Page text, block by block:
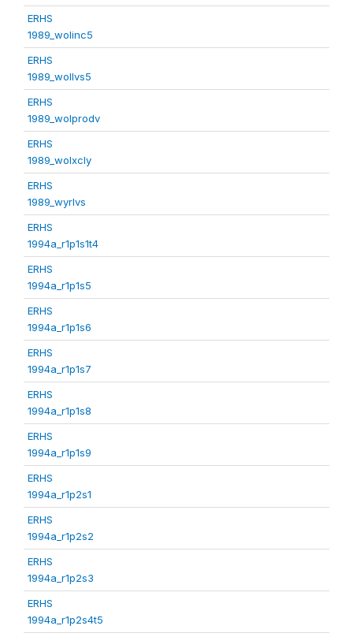
ERHS
1989_wolinc5
ERHS
1989_wollvs5
ERHS
1989_wolprodv
ERHS
1989_wolxcly
ERHS
1989_wyrlvs
ERHS
1994a_r1p1s1t4
ERHS
1994a_r1p1s5
ERHS
1994a_r1p1s6
ERHS
1994a_r1p1s7
ERHS
1994a_r1p1s8
ERHS
1994a_r1p1s9
ERHS
1994a_r1p2s1
ERHS
1994a_r1p2s2
ERHS
1994a_r1p2s3
ERHS
1994a_r1p2s4t5